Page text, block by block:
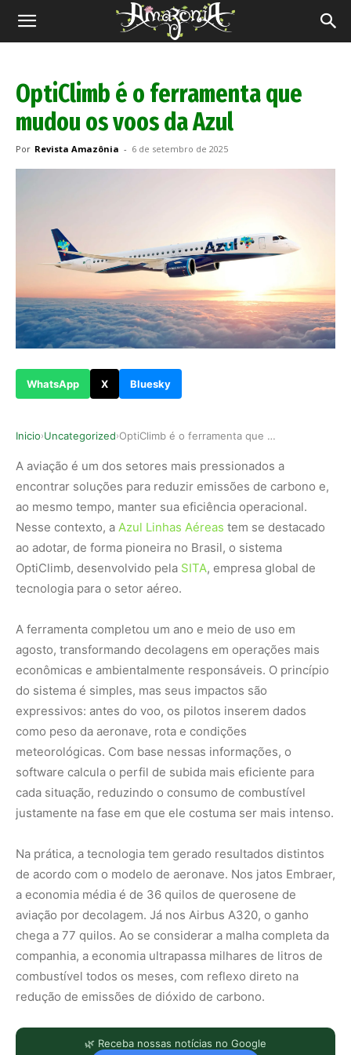
Revista
OptiClimb é o ferramenta que
mudou os voos da Azul
Por Revista Amazônia - 6 de setembro de 2025
WhatsApp X Bluesky
Inicio›Uncategorized› OptiClimb é o ferramenta que mudou os voos da Azul
A aviação é um dos setores mais pressionados a
encontrar soluções para reduzir emissões de carbono e,
ao mesmo tempo, manter sua eficiência operacional.
Nesse contexto, a Azul Linhas Aéreas tem se destacado
ao adotar, de forma pioneira no Brasil, o sistema
OptiClimb, desenvolvido pela SITA, empresa global de
tecnologia para o setor aéreo.
A ferramenta completou um ano e meio de uso em
agosto, transformando decolagens em operações mais
econômicas e ambientalmente responsáveis. O princípio
do sistema é simples, mas seus impactos são
expressivos: antes do voo, os pilotos inserem dados
como peso da aeronave, rota e condições
meteorológicas. Com base nessas informações, o
software calcula o perfil de subida mais eficiente para
cada situação, reduzindo o consumo de combustível
justamente na fase em que ele costuma ser mais intenso.
Na prática, a tecnologia tem gerado resultados distintos
de acordo com o modelo de aeronave. Nos jatos Embraer,
a economia média é de 36 quilos de querosene de
aviação por decolagem. Já nos Airbus A320, o ganho
chega a 77 quilos. Ao se considerar a malha completa da
companhia, a economia ultrapassa milhares de litros de
combustível todos os meses, com reflexo direto na
redução de emissões de dióxido de carbono.
🌿 Receba nossas notícias no Google